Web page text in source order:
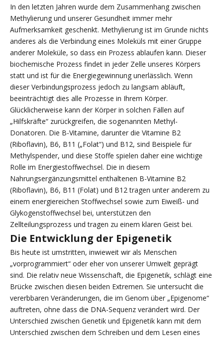
In den letzten Jahren wurde dem Zusammenhang zwischen
Methylierung und unserer Gesundheit immer mehr
Aufmerksamkeit geschenkt. Methylierung ist im Grunde nichts
anderes als die Verbindung eines Moleküls mit einer Gruppe
anderer Moleküle, so dass ein Prozess ablaufen kann. Dieser
biochemische Prozess findet in jeder Zelle unseres Körpers
statt und ist für die Energiegewinnung unerlässlich. Wenn
dieser Verbindungsprozess jedoch zu langsam abläuft,
beeinträchtigt dies alle Prozesse in Ihrem Körper.
Glücklicherweise kann der Körper in solchen Fällen auf
„Hilfskräfte“ zurückgreifen, die sogenannten Methyl-
Donatoren. Die B-Vitamine, darunter die Vitamine B2
(Riboflavin), B6, B11 („Folat“) und B12, sind Beispiele für
Methylspender, und diese Stoffe spielen daher eine wichtige
Rolle im Energiestoffwechsel. Die in diesem
Nahrungsergänzungsmittel enthaltenen B-Vitamine B2
(Riboflavin), B6, B11 (Folat) und B12 tragen unter anderem zu
einem energiereichen Stoffwechsel sowie zum Eiweiß- und
Glykogenstoffwechsel bei, unterstützen den
Zellteilungsprozess und tragen zu einem klaren Geist bei.
Die Entwicklung der Epigenetik
Bis heute ist umstritten, inwieweit wir als Menschen
„vorprogrammiert“ oder eher von unserer Umwelt geprägt
sind. Die relativ neue Wissenschaft, die Epigenetik, schlägt eine
Brücke zwischen diesen beiden Extremen. Sie untersucht die
vererbbaren Veränderungen, die im Genom über „Epigenome“
auftreten, ohne dass die DNA-Sequenz verändert wird. Der
Unterschied zwischen Genetik und Epigenetik kann mit dem
Unterschied zwischen dem Schreiben und dem Lesen eines